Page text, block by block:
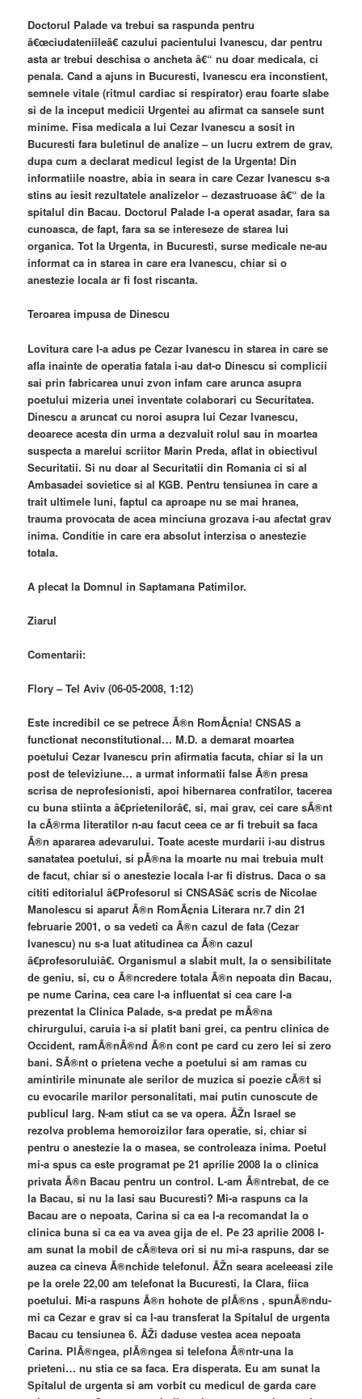
Doctorul Palade va trebui sa raspunda pentru
â€œciudateniileâ€ cazului pacientului Ivanescu, dar pentru
asta ar trebui deschisa o ancheta â€“ nu doar medicala, ci
penala. Cand a ajuns in Bucuresti, Ivanescu era inconstient,
semnele vitale (ritmul cardiac si respirator) erau foarte slabe
si de la inceput medicii Urgentei au afirmat ca sansele sunt
minime. Fisa medicala a lui Cezar Ivanescu a sosit in
Bucuresti fara buletinul de analize – un lucru extrem de grav,
dupa cum a declarat medicul legist de la Urgenta! Din
informatiile noastre, abia in seara in care Cezar Ivanescu s-a
stins au iesit rezultatele analizelor – dezastruoase â€“ de la
spitalul din Bacau. Doctorul Palade l-a operat asadar, fara sa
cunoasca, de fapt, fara sa se intereseze de starea lui
organica. Tot la Urgenta, in Bucuresti, surse medicale ne-au
informat ca in starea in care era Ivanescu, chiar si o
anestezie locala ar fi fost riscanta.
Teroarea impusa de Dinescu
Lovitura care l-a adus pe Cezar Ivanescu in starea in care se
afla inainte de operatia fatala i-au dat-o Dinescu si complicii
sai prin fabricarea unui zvon infam care arunca asupra
poetului mizeria unei inventate colaborari cu Securitatea.
Dinescu a aruncat cu noroi asupra lui Cezar Ivanescu,
deoarece acesta din urma a dezvaluit rolul sau in moartea
suspecta a marelui scriitor Marin Preda, aflat in obiectivul
Securitatii. Si nu doar al Securitatii din Romania ci si al
Ambasadei sovietice si al KGB. Pentru tensiunea in care a
trait ultimele luni, faptul ca aproape nu se mai hranea,
trauma provocata de acea minciuna grozava i-au afectat grav
inima. Conditie in care era absolut interzisa o anestezie
totala.
A plecat la Domnul in Saptamana Patimilor.
Ziarul
Comentarii:
Flory – Tel Aviv (06-05-2008, 1:12)
Este incredibil ce se petrece Ã®n RomÃ¢nia! CNSAS a
functionat neconstitutional… M.D. a demarat moartea
poetului Cezar Ivanescu prin afirmatia facuta, chiar si la un
post de televiziune… a urmat informatii false Ã®n presa
scrisa de neprofesionisti, apoi hibernarea confratilor, tacerea
cu buna stiinta a â€prietenilorâ€, si, mai grav, cei care sÃ®nt
la cÃ®rma literatilor n-au facut ceea ce ar fi trebuit sa faca
Ã®n apararea adevarului. Toate aceste murdarii i-au distrus
sanatatea poetului, si pÃ®na la moarte nu mai trebuia mult
de facut, chiar si o anestezie locala l-ar fi distrus. Daca o sa
cititi editorialul â€Profesorul si CNSASâ€ scris de Nicolae
Manolescu si aparut Ã®n RomÃ¢nia Literara nr.7 din 21
februarie 2001, o sa vedeti ca Ã®n cazul de fata (Cezar
Ivanescu) nu s-a luat atitudinea ca Ã®n cazul
â€profesoruluiâ€. Organismul a slabit mult, la o sensibilitate
de geniu, si, cu o Ã®ncredere totala Ã®n nepoata din Bacau,
pe nume Carina, cea care l-a influentat si cea care l-a
prezentat la Clinica Palade, s-a predat pe mÃ®na
chirurgului, caruia i-a si platit bani grei, ca pentru clinica de
Occident, ramÃ®nÃ®nd Ã®n cont pe card cu zero lei si zero
bani. SÃ®nt o prietena veche a poetului si am ramas cu
amintirile minunate ale serilor de muzica si poezie cÃ®t si
cu evocarile marilor personalitati, mai putin cunoscute de
publicul larg. N-am stiut ca se va opera. ÃŽn Israel se
rezolva problema hemoroizilor fara operatie, si, chiar si
pentru o anestezie la o masea, se controleaza inima. Poetul
mi-a spus ca este programat pe 21 aprilie 2008 la o clinica
privata Ã®n Bacau pentru un control. L-am Ã®ntrebat, de ce
la Bacau, si nu la Iasi sau Bucuresti? Mi-a raspuns ca la
Bacau are o nepoata, Carina si ca ea l-a recomandat la o
clinica buna si ca ea va avea gija de el. Pe 23 aprilie 2008 l-
am sunat la mobil de cÃ®teva ori si nu mi-a raspuns, dar se
auzea ca cineva Ã®nchide telefonul. ÃŽn seara aceleeasi zile
pe la orele 22,00 am telefonat la Bucuresti, la Clara, fiica
poetului. Mi-a raspuns Ã®n hohote de plÃ®ns , spunÃ®ndu-
mi ca Cezar e grav si ca l-au transferat la Spitalul de urgenta
Bacau cu tensiunea 6. ÃŽi daduse vestea acea nepoata
Carina. PlÃ®ngea, plÃ®ngea si telefona Ã®ntr-una la
prieteni… nu stia ce sa faca. Era disperata. Eu am sunat la
Spitalul de urgenta si am vorbit cu medicul de garda care